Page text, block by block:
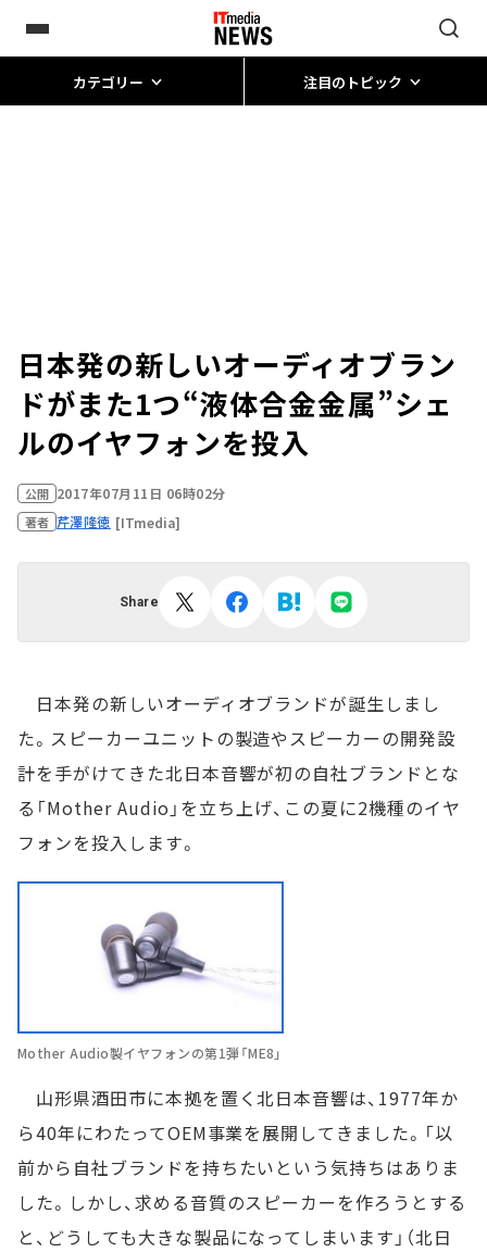
カテゴリー 注目のトピック
日本発の新しいオーディオブラン
ドがまた1つ――“液体合金金属”シェ
ルのイヤフォンを投入
公開 2017年07月11日 06時02分
著者 芹澤隆徳 [ITmedia]
Share
日本発の新しいオーディオブランドが誕生しまし
た。スピーカーユニットの製造やスピーカーの開発設
計を手がけてきた北日本音響が初の自社ブランドとな
る「Mother Audio」を立ち上げ、この夏に2機種のイヤ
フォンを投入します。
Mother Audio製イヤフォンの第1弾「ME8」
山形県酒田市に本拠を置く北日本音響は、1977年か
ら40年にわたってOEM事業を展開してきました。「以
前から自社ブランドを持ちたいという気持ちはありま
した。しかし、求める音質のスピーカーを作ろうとする
と、どうしても大きな製品になってしまいます」（北日